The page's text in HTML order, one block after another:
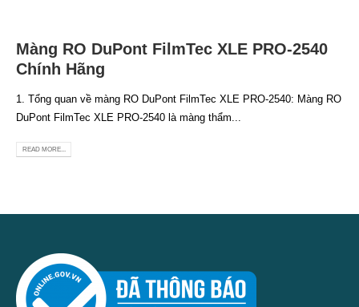
Màng RO DuPont FilmTec XLE PRO-2540
Chính Hãng
1. Tổng quan về màng RO DuPont FilmTec XLE PRO-2540: Màng RO
DuPont FilmTec XLE PRO-2540 là màng thẩm...
READ MORE...